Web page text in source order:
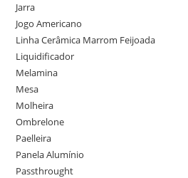
Jarra
Jogo Americano
Linha Cerâmica Marrom Feijoada
Liquidificador
Melamina
Mesa
Molheira
Ombrelone
Paelleira
Panela Alumínio
Passthrought